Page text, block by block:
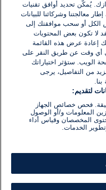
يُمكّن تحديد أوافق تقنيات
معالجتنا وشركائنا للبيانات
الكل أو سحب موافقتك إلى
لا تكون بعض المحتويات
إعادة عرض هذه القائمة
أي وقت عن طريق النقر على
الويب. ستؤثر اختياراتك
من التفاصيل، يرجى
لتقديم:
فحص خصائص الجهاز
المعلومات و/أو الوصول
المخصصان وقياس أداء
الخدمات.